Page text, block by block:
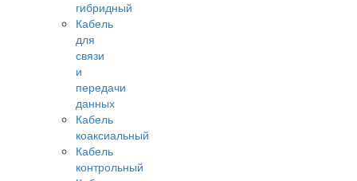
гибридный
Кабель
для
связи
и
передачи
данных
Кабель
коаксиальный
Кабель
контрольный